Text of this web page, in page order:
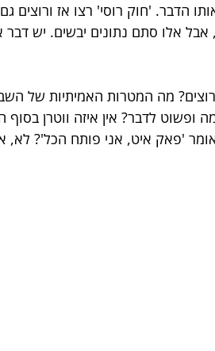
הדבר. 'חוק רוסי' רצו אז ורוצים גם
אלו סתם נתונים יבשים. יש
מה המטרות האמיתיות של
לדבר? אין איזה ווטרן בסוף
'פאק איט, אני פותח הכל'? לא,